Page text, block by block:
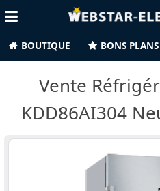
BOUTIQUE BONS PLANS
Vente
KDD86AI304